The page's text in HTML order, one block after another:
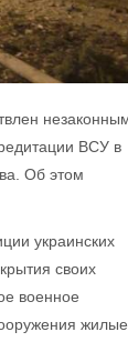
ВСУ в
Об этом
украинских
своих
военное
жилые